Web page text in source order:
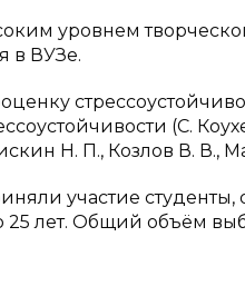
уровнем
в ВУЗе.
(С.
Н. П., Козлов В. В.,
участие
лет. Общий объём